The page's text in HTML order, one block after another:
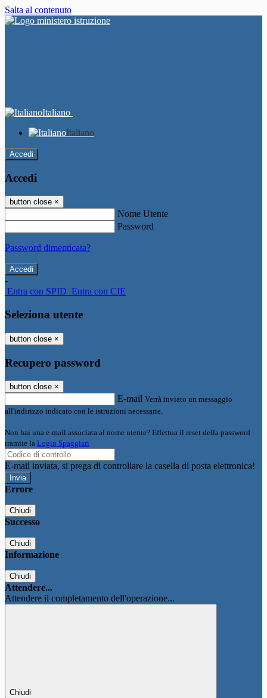
Salta al contenuto
Italiano
Italiano
Accedi
Accedi
button close ×
Nome Utente
Password
Password dimenticata?
-
Entra con SPID Entra con CIE
Seleziona utente
button close ×
Recupero password
button close ×
E-mail Verrà inviato un messaggio
all'indirizzo indicato con le istruzioni necessarie.
Non hai una e-mail associata al nome utente? Effettua il reset della password
tramite la Login Spaggiari
E-mail inviata, si prega di controllare la casella di posta elettronica!
Errore
Chiudi
Successo
Chiudi
Informazione
Chiudi
Attendere...
Attendere il completamento dell'operazione...
Chiudi